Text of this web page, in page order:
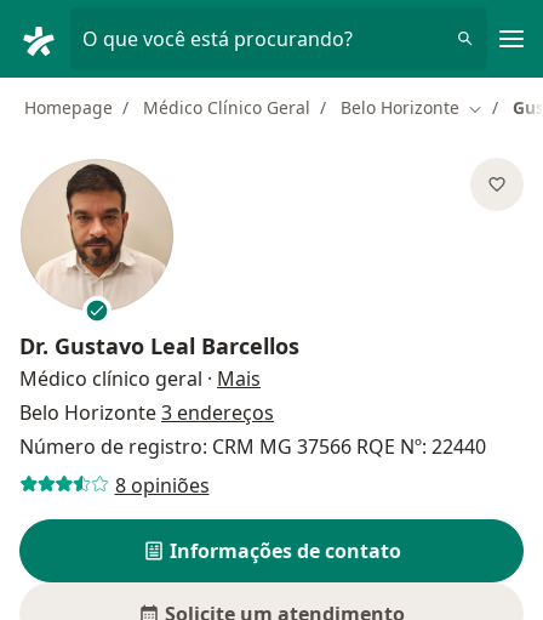
O que você está procurando?
Homepage Médico Clínico Geral Belo Horizonte Mudar
Dr. Gustavo Leal Barcellos
Médico clínico geral · Mais
Belo Horizonte3 endereços
Número de registro: CRM MG 37566 RQE Nº: 22440
8 opiniões
Informações de contato
Solicite um atendimento